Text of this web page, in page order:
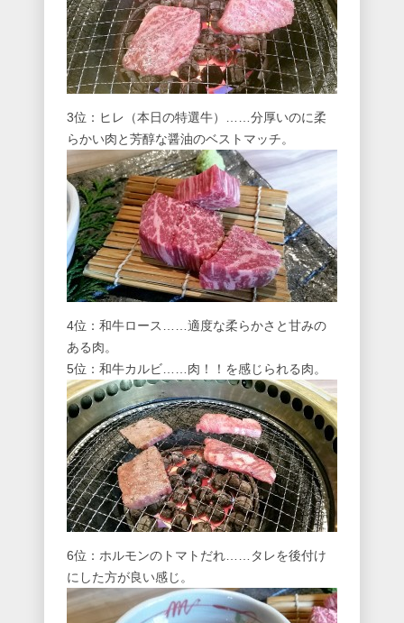
3位：ヒレ（本日の特選牛）……分厚いのに柔
らかい肉と芳醇な醤油のベストマッチ。
4位：和牛ロース……適度な柔らかさと甘みの
ある肉。
5位：和牛カルビ……肉！！を感じられる肉。
6位：ホルモンのトマトだれ……タレを後付け
にした方が良い感じ。